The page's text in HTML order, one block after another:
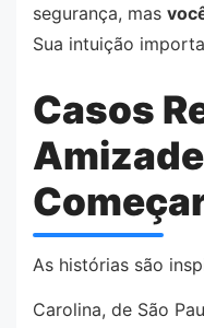
segurança, mas
Sua intuição
Casos
As histórias são
Carolina, de São